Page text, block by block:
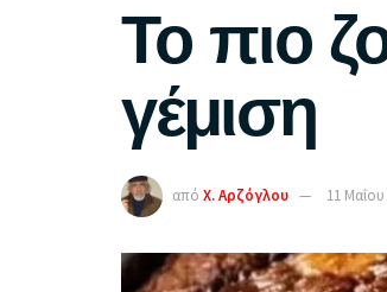
Το πιο
γέμιση
από Χ. Αρζόγλου 11 Μαΐου